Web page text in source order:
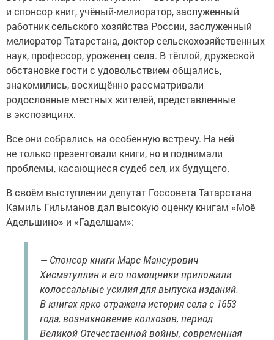
и спонсор книг, учёный-мелиоратор, заслуженный
работник сельского хозяйства России, заслуженный
мелиоратор Татарстана, доктор сельскохозяйственных
наук, профессор, уроженец села. В тёплой, дружеской
обстановке гости с удовольствием общались,
знакомились, восхищённо рассматривали
родословные местных жителей, представленные
в экспозициях.
Все они собрались на особенную встречу. На ней
не только презентовали книги, но и поднимали
проблемы, касающиеся судеб сел, их будущего.
В своём выступлении депутат Госсовета Татарстана
Камиль Гильманов дал высокую оценку книгам «Моё
Адельшино» и «Гаделшам»:
— Спонсор книги Марс Мансурович
Хисматуллин и его помощники приложили
колоссальные усилия для выпуска изданий.
В книгах ярко отражена история села с 1653
года, возникновение колхозов, период
Великой Отечественной войны, современная